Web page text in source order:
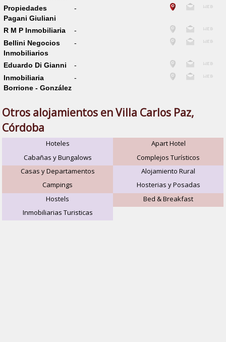
Propiedades
Pagani Giuliani
-
R M P Inmobiliaria
-
Bellini Negocios
Inmobiliarios
-
Eduardo Di Gianni
-
Inmobiliaria
Borrione - González
-
Otros alojamientos en Villa Carlos Paz,
Córdoba
Hoteles
Apart Hotel
Cabañas y Bungalows
Complejos Turísticos
Casas y Departamentos
Alojamiento Rural
Campings
Hosterias y Posadas
Hostels
Bed & Breakfast
Inmobiliarias Turisticas